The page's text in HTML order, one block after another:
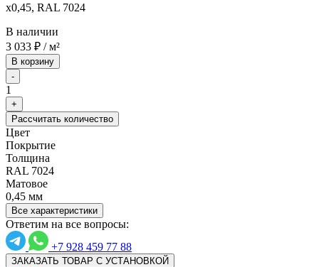
x0,45, RAL 7024
В наличии
3 033 ₽ / м²
В корзину
-
1
+
Рассчитать количество
Цвет
Покрытие
Толщина
RAL 7024
Матовое
0,45 мм
Все характеристики
Ответим на все вопросы:
+7 928 459 77 88
ЗАКАЗАТЬ ТОВАР С УСТАНОВКОЙ